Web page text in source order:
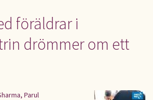
föräldrar i
drömmer om ett
Parul